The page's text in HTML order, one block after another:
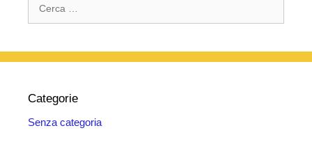
per:
Categorie
Senza categoria